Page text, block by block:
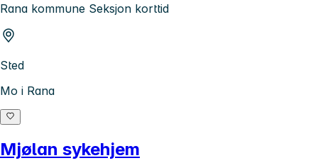
Rana kommune Seksjon korttid
Sted
Mo i Rana
Mjølan sykehjem